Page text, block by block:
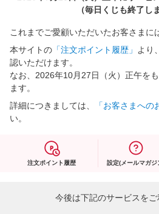
（毎日くじも終了し
これまでご愛顧いただいたお客さまに
本サイトの 「注文ポイント履歴」
より
認いただけます。
なお、2026年10月27日（火）正午を
ます。
詳細につきましては、
「お客さまへの
い。
注文ポイント履歴 設定(メールマガジ
今後は下記のサービスをご